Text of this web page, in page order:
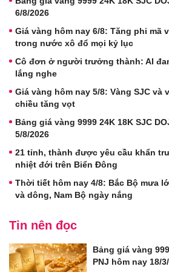
6/8/2026
Giá vàng hôm nay 6/8: Tăng phi mã
trong nước xô đổ mọi kỷ lục
Cô đơn ở người trưởng thành: AI
lắng nghe
Giá vàng hôm nay 5/8: Vàng SJC và
chiều tăng vọt
Bảng giá vàng 9999 24K 18K SJC
5/8/2026
21 tỉnh, thành được yêu cầu khẩn
nhiệt đới trên Biển Đông
Thời tiết hôm nay 4/8: Bắc Bộ mưa
và dông, Nam Bộ ngày nắng
Tin nên đọc
Bảng giá vàng
PNJ hôm nay 18/